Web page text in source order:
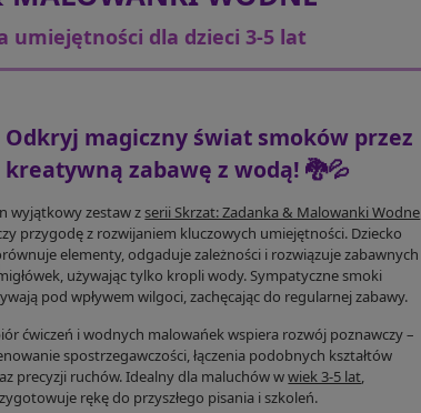
umiejętności dla dzieci 3-5 lat
Odkryj magiczny świat smoków przez
kreatywną zabawę z wodą! 🐉💦
wyjątkowy zestaw zserii Skrzat: Zadanka & Malowanki Wodne
przygodę z rozwijaniem kluczowych umiejętności. Dziecko
elementy, odgaduje zależności i rozwiązuje zabawnych
używając tylko kropli wody. Sympatyczne smoki
pod wpływem wilgoci, zachęcając do regularnej zabawy.
ćwiczeń i wodnych malowańek wspiera rozwój poznawczy –
spostrzegawczości, łączenia podobnych kształtów
precyzji ruchów. Idealny dla maluchów wwiek 3-5 lat,
rękę do przyszłego pisania i szkoleń.